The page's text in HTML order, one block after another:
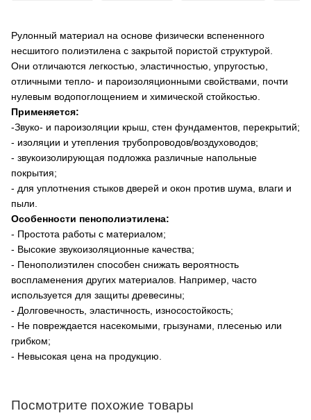
Рулонный материал на основе физически вспененного
несшитого полиэтилена с закрытой пористой структурой.
Они отличаются легкостью, эластичностью, упругостью,
отличными тепло- и пароизоляционными свойствами, почти
нулевым водопоглощением и химической стойкостью.
Применяется:
-Звуко- и пароизоляции крыш, стен фундаментов, перекрытий;
- изоляции и утепления трубопроводов/воздуховодов;
- звукоизолирующая подложка различные напольные
покрытия;
- для уплотнения стыков дверей и окон против шума, влаги и
пыли.
Особенности пенополиэтилена:
- Простота работы с материалом;
- Высокие звукоизоляционные качества;
- Пенополиэтилен способен снижать вероятность
воспламенения других материалов. Например, часто
используется для защиты древесины;
- Долговечность, эластичность, износостойкость;
- Не повреждается насекомыми, грызунами, плесенью или
грибком;
- Невысокая цена на продукцию.
Посмотрите похожие товары